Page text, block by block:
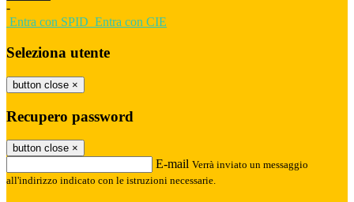
-
Entra con SPID Entra con CIE
Seleziona utente
button close ×
Recupero password
button close ×
E-mail Verrà inviato un messaggio
all'indirizzo indicato con le istruzioni necessarie.